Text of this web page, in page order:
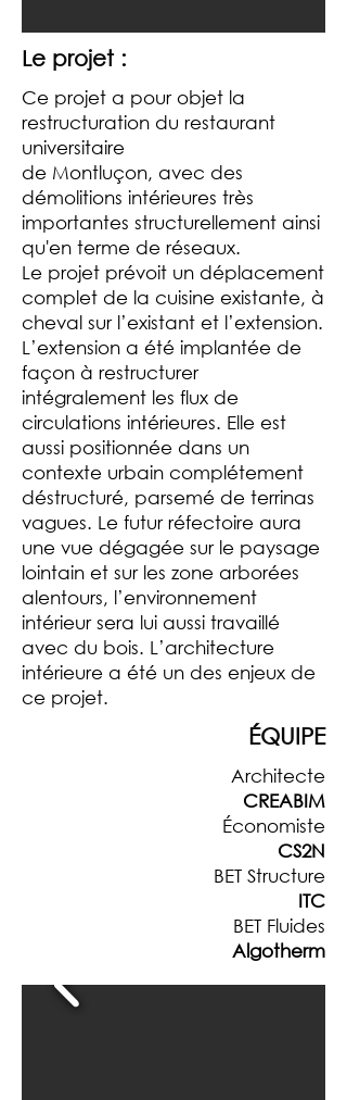
Le projet :
Ce projet a pour objet la
restructuration du restaurant
universitaire
de Montluçon, avec des
démolitions intérieures très
importantes structurellement ainsi
qu'en terme de réseaux.
Le projet prévoit un déplacement
complet de la cuisine existante, à
cheval sur l’existant et l’extension.
L’extension a été implantée de
façon à restructurer
intégralement les flux de
circulations intérieures. Elle est
aussi positionnée dans un
contexte urbain complétement
déstructuré, parsemé de terrinas
vagues. Le futur réfectoire aura
une vue dégagée sur le paysage
lointain et sur les zone arborées
alentours, l’environnement
intérieur sera lui aussi travaillé
avec du bois. L’architecture
intérieure a été un des enjeux de
ce projet.
ÉQUIPE
Architecte
CREABIM
Économiste
CS2N
BET Structure
ITC
BET Fluides
Algotherm